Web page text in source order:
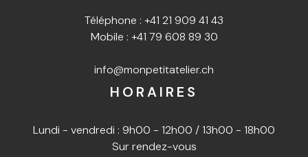
Téléphone : +41 21 909 41 43
Mobile : +41 79 608 89 30
info@monpetitatelier.ch
HORAIRES
Lundi - vendredi : 9h00 - 12h00 / 13h00 - 18h00
Sur rendez-vous